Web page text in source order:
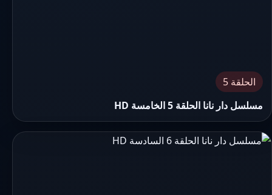
الحلقة 5
مسلسل دار نانا الحلقة 5 الخامسة HD